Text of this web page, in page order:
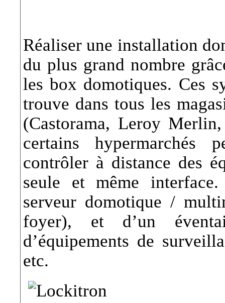
Réaliser une installation
du plus grand nombre
les box domotiques. Ces
trouve dans tous les
(Castorama, Leroy
certains hypermarchés
contrôler à distance des
seule et même
serveur domotique /
foyer), et d’un
d’équipements de
etc.